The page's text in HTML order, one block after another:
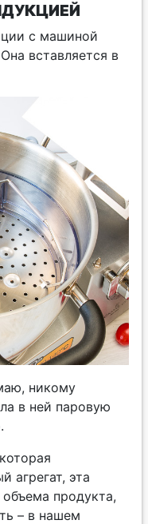
с машиной
вставляется в
никому
в ней паровую
агрегат, эта
продукта,
– в нашем